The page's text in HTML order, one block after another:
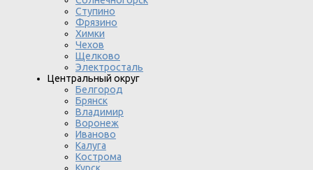
Ступино
Фрязино
Химки
Чехов
Щелково
Электросталь
Центральный округ
Белгород
Брянск
Владимир
Воронеж
Иваново
Калуга
Кострома